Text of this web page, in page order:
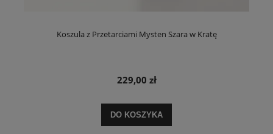
Koszula z Przetarciami Mysten Szara w Kratę
229,00 zł
DO KOSZYKA